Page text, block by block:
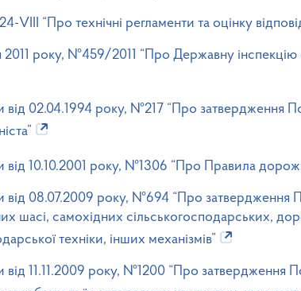
VIII “Про технічні регламенти та оцінку
2011 року, №459/2011 “Про Державну інспекцію
від 02.04.1994 року, №217 “Про затвердження
від 10.10.2001 року, №1306 “Про Правила
від 08.07.2009 року, №694 “Про затвердження
шасі, самохідних сільськогосподарських,
техніки, інших механізмів”
від 11.11.2009 року, №1200 “Про затвердження